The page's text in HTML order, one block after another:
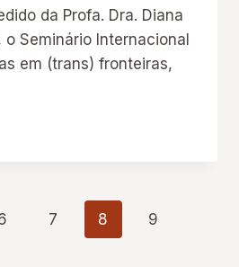
da Profa. Dra. Diana
Seminário Internacional
em (trans) fronteiras,
7 8 9